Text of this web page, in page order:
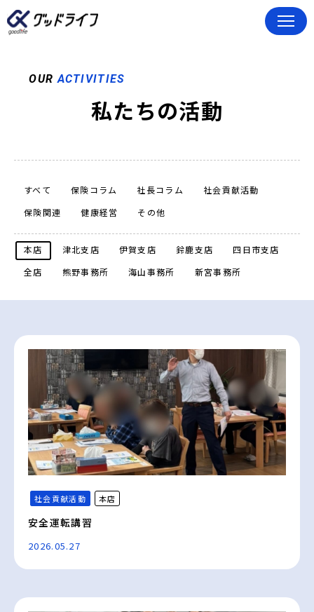
OURACTIVITIES
私たちの活動
すべて 保険コラム 社長コラム
社会貢献活動
保険関連
健康経営 その他
本店 津北支店 伊賀支店 鈴鹿支店
四日市支店
全店
熊野事務所 海山事務所 新宮事務所
社会貢献活動 本店
安全運転講習
2026.05.27